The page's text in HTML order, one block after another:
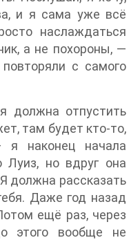
и я сама уже всё
наслаждаться
а не похороны, —
с самого
должна отпустить
там будет кто-то,
я наконец начала
но вдруг она
должна рассказать
Даже год назад
ещё раз, через
этого вообще не